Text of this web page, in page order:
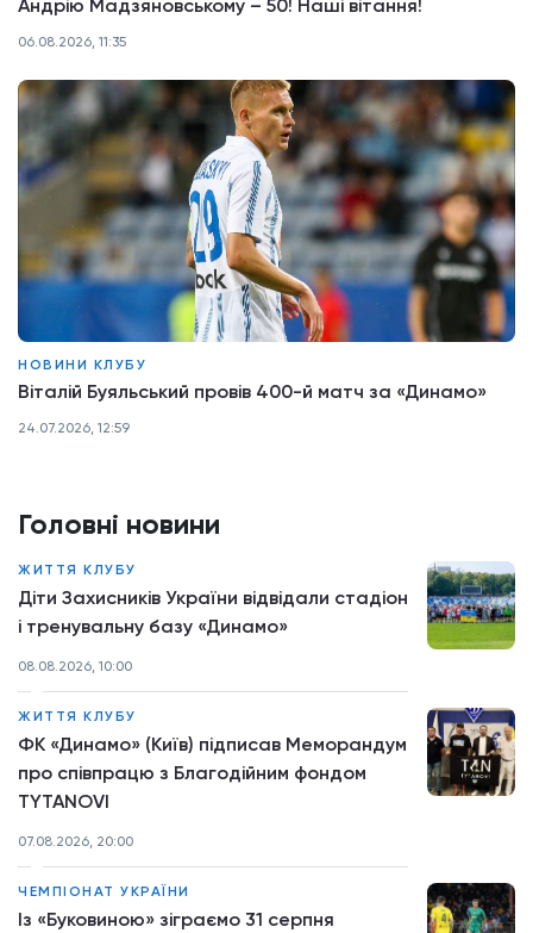
Головні новини
ЖИТТЯ КЛУБУ
Діти Захисників України відвідали стадіон
і тренувальну базу «Динамо»
08.08.2026, 10:00
ЖИТТЯ КЛУБУ
ФК «Динамо» (Київ) підписав Меморандум
про співпрацю з Благодійним фондом
TYTANOVI
07.08.2026, 20:00
ЧЕМПІОНАТ УКРАЇНИ
Із «Буковиною» зіграємо 31 серпня
Андрію Мадзяновському – 50! Наші вітання!
06.08.2026, 11:35
НОВИНИ КЛУБУ
Віталій Буяльський провів 400-й матч за «Динамо»
24.07.2026, 12:59